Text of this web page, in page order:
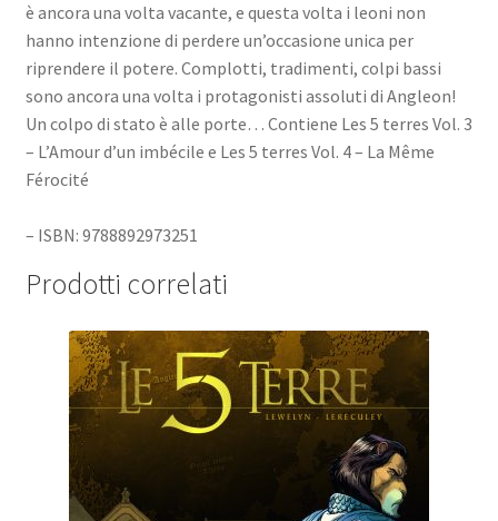
è ancora una volta vacante, e questa volta i leoni non
hanno intenzione di perdere un’occasione unica per
riprendere il potere. Complotti, tradimenti, colpi bassi
sono ancora una volta i protagonisti assoluti di Angleon!
Un colpo di stato è alle porte… Contiene Les 5 terres Vol. 3
– L’Amour d’un imbécile e Les 5 terres Vol. 4 – La Même
Férocité
– ISBN: 9788892973251
Prodotti correlati